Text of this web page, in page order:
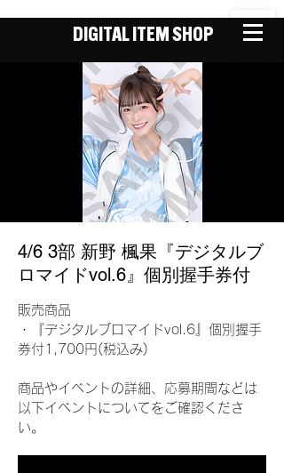
DIGITAL ITEM SHOP
4/6 3部 新野 楓果『デジタルブ
ロマイドvol.6』個別握手券付
販売商品
・『デジタルブロマイドvol.6』個別握手
券付1,700円(税込み)
商品やイベントの詳細、応募期間などは
以下イベントについてをご確認くださ
い。